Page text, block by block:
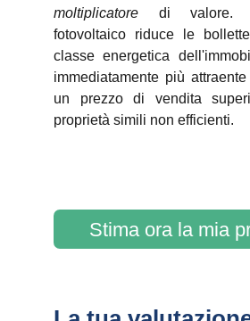
moltiplicatore di valore.
fotovoltaico riduce le
classe energetica
immediatamente più
un prezzo di vendita
proprietà simili non efficienti.
Stima ora la mia